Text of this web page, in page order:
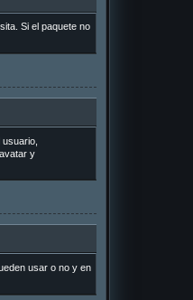
Si el paquete no
y
usar o no y en